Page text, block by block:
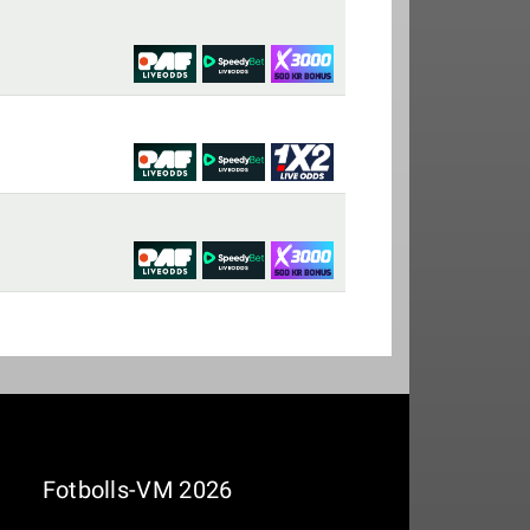
Fotbolls-VM 2026